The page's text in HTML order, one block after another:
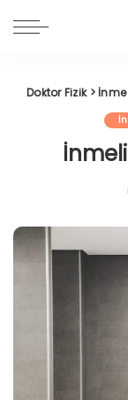
Doktor Fizik> İnme